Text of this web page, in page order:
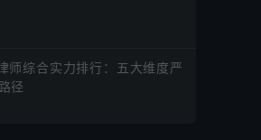
师综合实力排行：五大维度严
径